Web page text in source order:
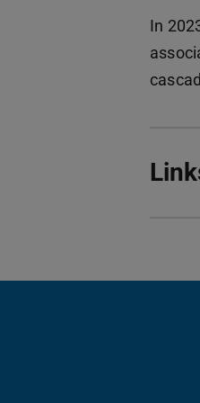
In